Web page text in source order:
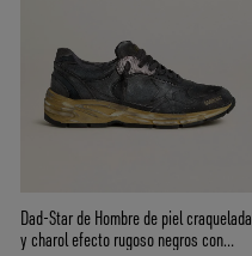
Dad-Star de Hombre de piel craquelada
y charol efecto rugoso negros con